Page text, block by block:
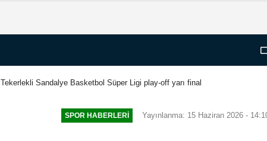
Tekerlekli Sandalye Basketbol Süper Ligi play-off yarı final
SPOR HABERLERI Yayınlanma: 15 Haziran 2026 -